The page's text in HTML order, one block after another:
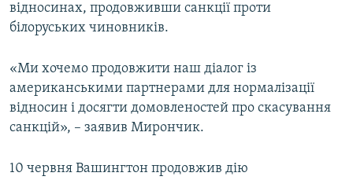
відносинах, продовживши санкції проти
білоруських чиновників.
«Ми хочемо продовжити наш діалог із
американськими партнерами для нормалізації
відносин і досягти домовленостей про скасування
санкцій», – заявив Мирончик.
10 червня Вашингтон продовжив дію